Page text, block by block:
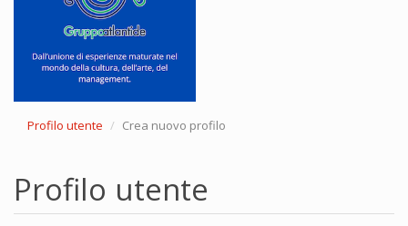
Profilo utente Crea nuovo profilo
Profilo utente